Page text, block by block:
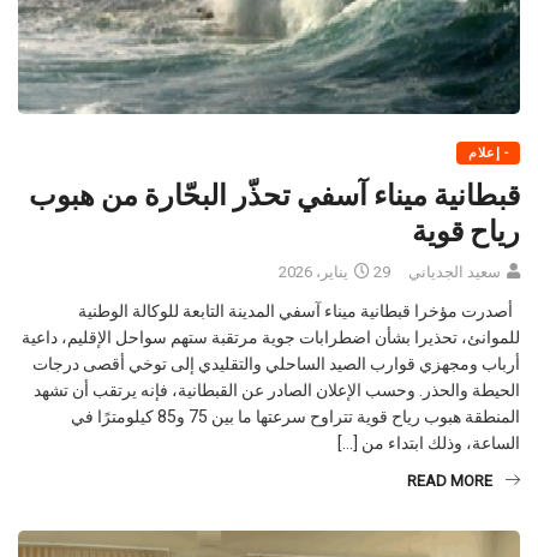
- إعلام
قبطانية ميناء آسفي تحذّر البحّارة من هبوب
رياح قوية
سعيد الجدياني 29 يناير، 2026
أصدرت مؤخرا قبطانية ميناء آسفي المدينة التابعة للوكالة الوطنية
للموانئ، تحذيرا بشأن اضطرابات جوية مرتقبة ستهم سواحل الإقليم، داعية
أرباب ومجهزي قوارب الصيد الساحلي والتقليدي إلى توخي أقصى درجات
الحيطة والحذر. وحسب الإعلان الصادر عن القبطانية، فإنه يرتقب أن تشهد
المنطقة هبوب رياح قوية تتراوح سرعتها ما بين 75 و85 كيلومترًا في
الساعة، وذلك ابتداء من […]
READ MORE